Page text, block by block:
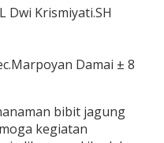
Dwi Krismiyati.SH
Damai ± 8
bibit jagung
kegiatan